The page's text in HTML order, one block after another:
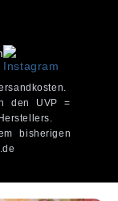
den UVP =
bisherigen